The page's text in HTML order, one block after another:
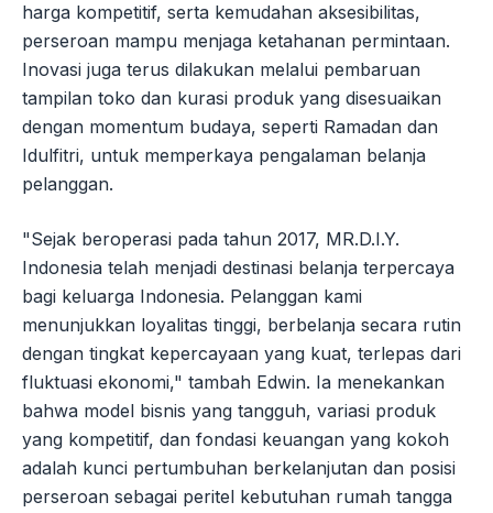
harga kompetitif, serta kemudahan aksesibilitas,
perseroan mampu menjaga ketahanan permintaan.
Inovasi juga terus dilakukan melalui pembaruan
tampilan toko dan kurasi produk yang disesuaikan
dengan momentum budaya, seperti Ramadan dan
Idulfitri, untuk memperkaya pengalaman belanja
pelanggan.
"Sejak beroperasi pada tahun 2017, MR.D.I.Y.
Indonesia telah menjadi destinasi belanja terpercaya
bagi keluarga Indonesia. Pelanggan kami
menunjukkan loyalitas tinggi, berbelanja secara rutin
dengan tingkat kepercayaan yang kuat, terlepas dari
fluktuasi ekonomi," tambah Edwin. Ia menekankan
bahwa model bisnis yang tangguh, variasi produk
yang kompetitif, dan fondasi keuangan yang kokoh
adalah kunci pertumbuhan berkelanjutan dan posisi
perseroan sebagai peritel kebutuhan rumah tangga